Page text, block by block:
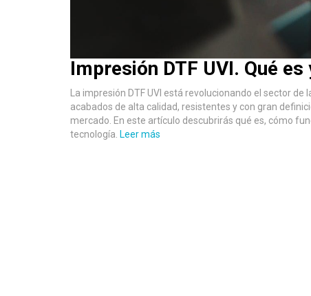
Impresión DTF UVI. Qué
La impresión DTF UVI está revolucionando el sector
acabados de alta calidad, resistentes y con gran
mercado. En este artículo descubrirás qué es, cómo
tecnología. Leer más